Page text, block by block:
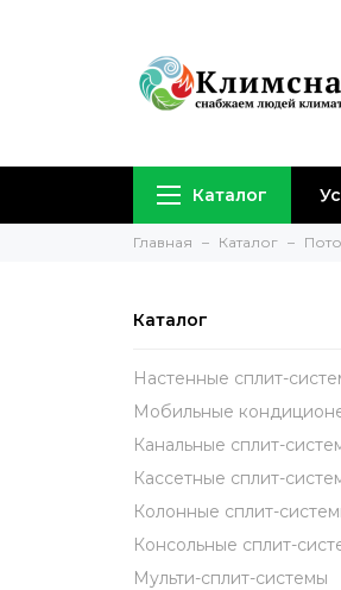
Каталог
Главная Каталог
Каталог
Настенные сплит-
Мобильные
Канальные сплит-
Кассетные сплит-
Колонные сплит-
Консольные сплит-
Мульти-сплит-системы